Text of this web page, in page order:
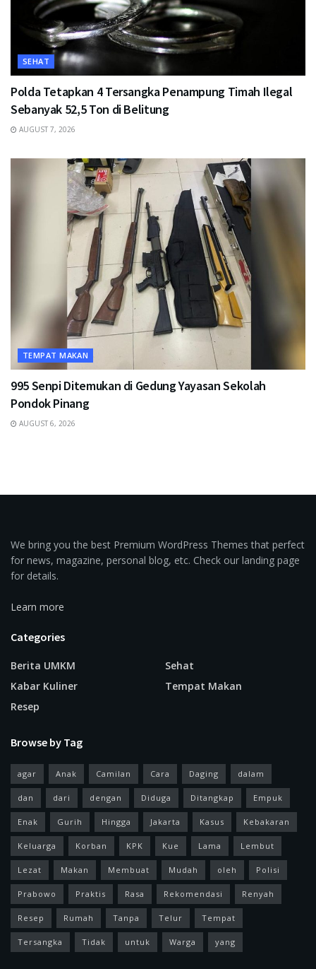
SEHAT
Polda Tetapkan 4 Tersangka Penampung Timah Ilegal
Sebanyak 52,5 Ton di Belitung
AUGUST 7, 2026
TEMPAT MAKAN
995 Senpi Ditemukan di Gedung Yayasan Sekolah
Pondok Pinang
AUGUST 6, 2026
We bring you the best Premium WordPress Themes that perfect
for news, magazine, personal blog, etc. Check our landing page
for details.
Learn more
Categories
Berita UMKM
Kabar Kuliner
Resep
Sehat
Tempat Makan
Browse by Tag
agar Anak Camilan Cara Daging dalam
dan dari dengan Diduga Ditangkap Empuk
Enak Gurih Hingga Jakarta Kasus Kebakaran
Keluarga Korban KPK Kue Lama Lembut
Lezat Makan Membuat Mudah oleh Polisi
Prabowo Praktis Rasa Rekomendasi Renyah
Resep Rumah Tanpa Telur Tempat
Tersangka Tidak untuk Warga yang